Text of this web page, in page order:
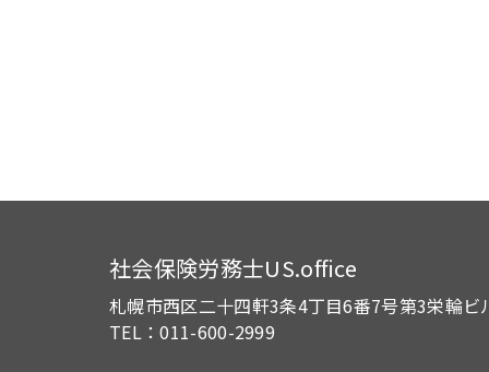
社会保険労務士US.office
札幌市西区二十四軒3条4丁目6番7号第3栄輪ビ
TEL：011-600-2999